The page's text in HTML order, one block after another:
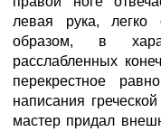
левая рука, легко
образом, в
расслабленных
перекрестное
написания
мастер придал